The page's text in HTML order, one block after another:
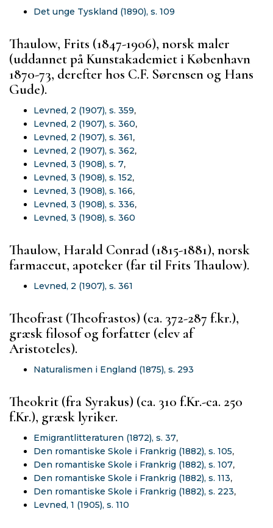
Det unge Tyskland (1890), s. 109
Thaulow, Frits (1847-1906), norsk maler
(uddannet på Kunstakademiet i København
1870-73, derefter hos C.F. Sørensen og Hans
Gude).
Levned, 2 (1907), s. 359,
Levned, 2 (1907), s. 360,
Levned, 2 (1907), s. 361,
Levned, 2 (1907), s. 362,
Levned, 3 (1908), s. 7,
Levned, 3 (1908), s. 152,
Levned, 3 (1908), s. 166,
Levned, 3 (1908), s. 336,
Levned, 3 (1908), s. 360
Thaulow, Harald Conrad (1815-1881), norsk
farmaceut, apoteker (far til Frits Thaulow).
Levned, 2 (1907), s. 361
Theofrast (Theofrastos) (ca. 372-287 f.kr.),
græsk filosof og forfatter (elev af
Aristoteles).
Naturalismen i England (1875), s. 293
Theokrit (fra Syrakus) (ca. 310 f.Kr.-ca. 250
f.Kr.), græsk lyriker.
Emigrantlitteraturen (1872), s. 37,
Den romantiske Skole i Frankrig (1882), s. 105,
Den romantiske Skole i Frankrig (1882), s. 107,
Den romantiske Skole i Frankrig (1882), s. 113,
Den romantiske Skole i Frankrig (1882), s. 223,
Levned, 1 (1905), s. 110